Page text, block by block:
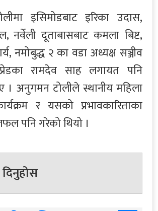
इसिमोडबाट इरिका उदास,
नर्वेली दूताबासबाट कमला बिष्ट,
नमोबुद्ध २ का वडा अध्यक्ष सञ्जीव
रामदेव साह लगायत पनि
। अनुगमन टोलीले स्थानीय महिला
र यसको प्रभावकारिताका
पनि गरेको थियो ।
दिनुहोस